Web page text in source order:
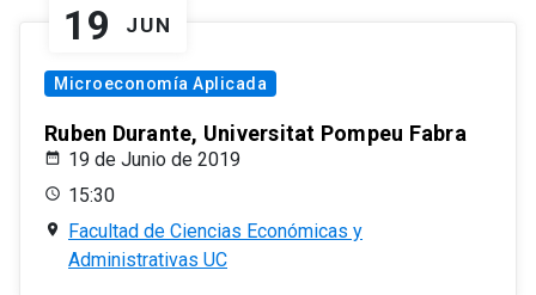
19 JUN
Microeconomía Aplicada
Ruben Durante, Universitat Pompeu Fabra
19 de Junio de 2019
15:30
Facultad de Ciencias Económicas y
Administrativas UC